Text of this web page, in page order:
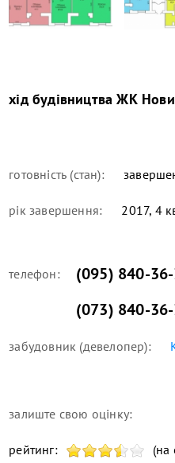
хід будівництваЖК
готовність (стан):
рік завершення: 2017, 4
телефон:
(095) 840-
(073) 840-
забудовник (девелопер):
залиште свою оцінку:
рейтинг: (на